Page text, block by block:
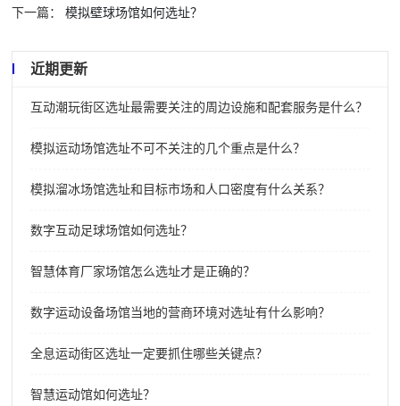
下一篇：
模拟壁球场馆如何选址？
近期更新
互动潮玩街区选址最需要关注的周边设施和配套服务是什么？
模拟运动场馆选址不可不关注的几个重点是什么？
模拟溜冰场馆选址和目标市场和人口密度有什么关系？
数字互动足球场馆如何选址？
智慧体育厂家场馆怎么选址才是正确的？
数字运动设备场馆当地的营商环境对选址有什么影响？
全息运动街区选址一定要抓住哪些关键点？
智慧运动馆如何选址？